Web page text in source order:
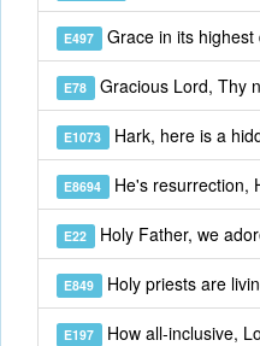
E497 Grace in its highest
E78 Gracious Lord, Thy
E1073 Hark, here is a
E8694 He's resurrection,
E22 Holy Father, we
E849 Holy priests are
E197 How all-inclusive,